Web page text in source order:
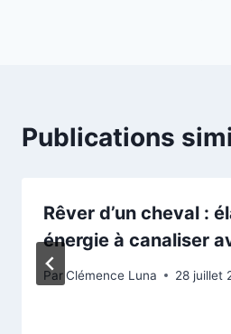
Publications
Rêver d’un cheval :
énergie à canaliser
ParClémence Luna 28 juillet